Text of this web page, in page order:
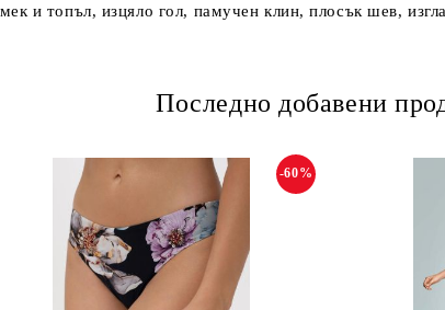
и топъл, изцяло гол, памучен клин, плосък шев,
Последно добавени
-60%